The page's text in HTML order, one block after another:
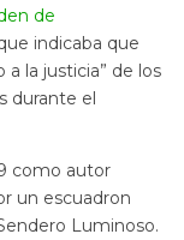
de
indicaba que
a la justicia” de los
durante el
como autor
un escuadron
Luminoso.